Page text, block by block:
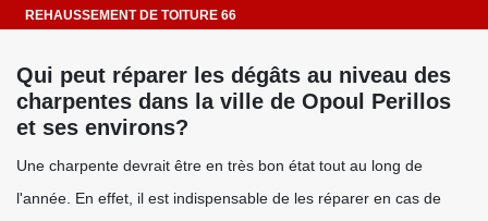
REHAUSSEMENT DE TOITURE 66
Qui peut réparer les dégâts au niveau des
charpentes dans la ville de Opoul Perillos
et ses environs?
Une charpente devrait être en très bon état tout au long de
l'année. En effet, il est indispensable de les réparer en cas de